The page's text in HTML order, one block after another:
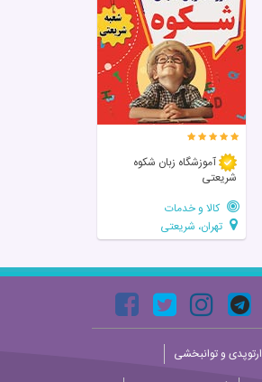
آموزشگاه زبان شکوه
شریعتی
کالا و خدمات
تهران، شریعتی
ارتوپدی و توانبخشی